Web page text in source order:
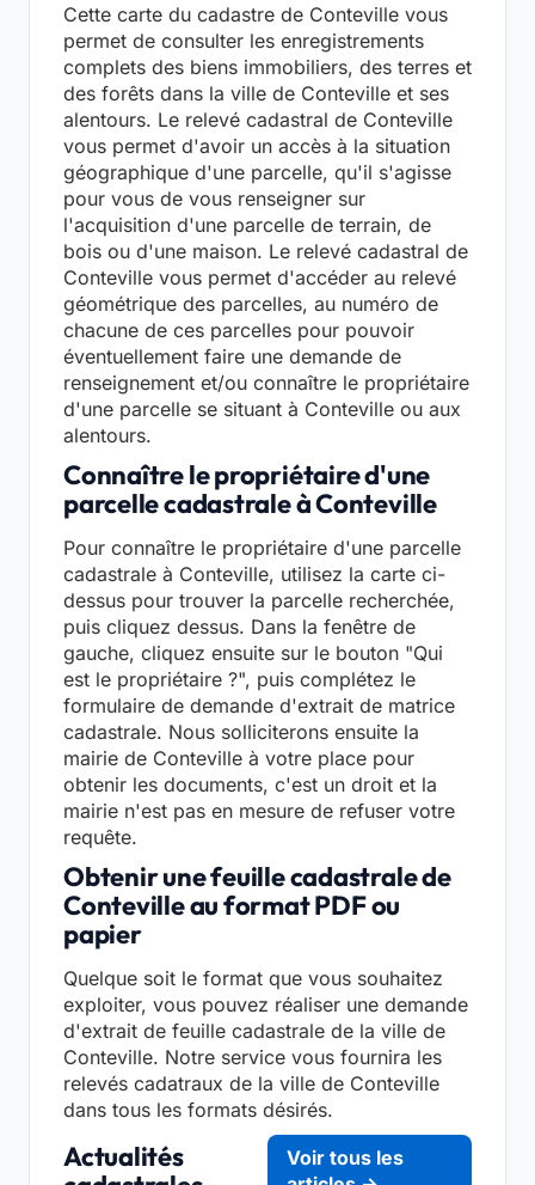
Cette carte du cadastre de Conteville vous
permet de consulter les enregistrements
complets des biens immobiliers, des terres et
des forêts dans la ville de Conteville et ses
alentours. Le relevé cadastral de Conteville
vous permet d'avoir un accès à la situation
géographique d'une parcelle, qu'il s'agisse
pour vous de vous renseigner sur
l'acquisition d'une parcelle de terrain, de
bois ou d'une maison. Le relevé cadastral de
Conteville vous permet d'accéder au relevé
géométrique des parcelles, au numéro de
chacune de ces parcelles pour pouvoir
éventuellement faire une demande de
renseignement et/ou connaître le propriétaire
d'une parcelle se situant à Conteville ou aux
alentours.
Connaître le propriétaire d'une
parcelle cadastrale à Conteville
Pour connaître le propriétaire d'une parcelle
cadastrale à Conteville, utilisez la carte ci-
dessus pour trouver la parcelle recherchée,
puis cliquez dessus. Dans la fenêtre de
gauche, cliquez ensuite sur le bouton "Qui
est le propriétaire ?", puis complétez le
formulaire de demande d'extrait de matrice
cadastrale. Nous solliciterons ensuite la
mairie de Conteville à votre place pour
obtenir les documents, c'est un droit et la
mairie n'est pas en mesure de refuser votre
requête.
Obtenir une feuille cadastrale de
Conteville au format PDF ou
papier
Quelque soit le format que vous souhaitez
exploiter, vous pouvez réaliser une demande
d'extrait de feuille cadastrale de la ville de
Conteville. Notre service vous fournira les
relevés cadatraux de la ville de Conteville
dans tous les formats désirés.
Actualités
Voir tous les